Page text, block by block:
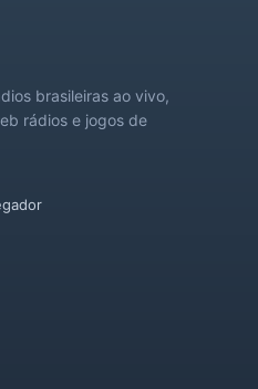
brasileiras ao vivo,
rádios e jogos de